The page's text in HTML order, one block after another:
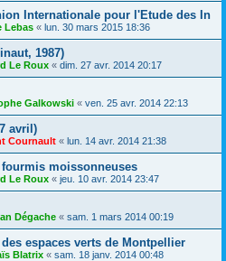
Internationale pour l'Etude des In
Lebas « lun. 30 mars 2015 18:36
1987)
Le Roux « dim. 27 avr. 2014 20:17
Galkowski « ven. 25 avr. 2014 22:13
avril)
Cournault « lun. 14 avr. 2014 21:38
moissonneuses
Le Roux « jeu. 10 avr. 2014 23:47
Dégache « sam. 1 mars 2014 00:19
espaces verts de Montpellier
Blatrix « sam. 18 janv. 2014 00:48